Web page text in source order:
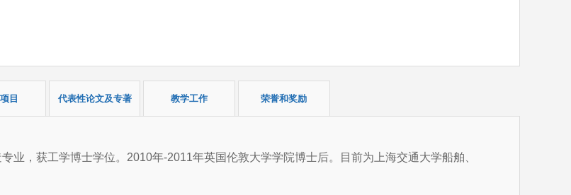
目 代表性论文及专著 教学工作 荣誉和奖励
业，获工学博士学位。2010年-2011年英国伦敦大学学院博士后。目前为上海交通大学船舶、